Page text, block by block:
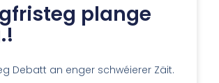
plange
Debatt an enger schwéierer Zäit.